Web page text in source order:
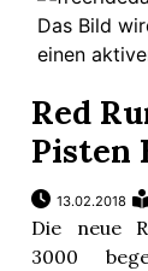
Red
Pisten
13.02.2018
Die neue
3000